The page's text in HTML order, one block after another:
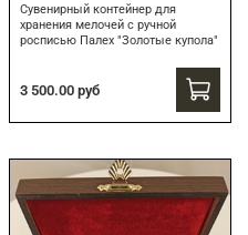
Сувенирный контейнер для
хранения мелочей с ручной
росписью Палех "Золотые купола"
3 500.00 руб